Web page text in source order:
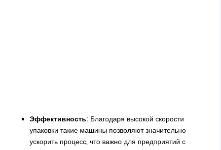
Эффективность: Благодаря высокой скорости
упаковки такие машины позволяют значительно
ускорить процесс, что важно для предприятий с